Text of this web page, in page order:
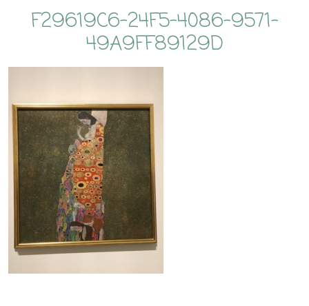
F29619C6-24F5-4086-9571-
49A9FF89129D